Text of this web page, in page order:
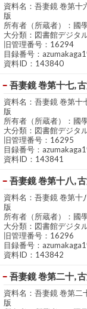
資料名：吾妻鏡 巻第十
版
所有者（所蔵者）：國
大分類：図書館デジタ
旧管理番号：16294
目録番号：
資料ID：143840
吾妻鏡 巻第十七,
資料名：吾妻鏡 巻第十
版
所有者（所蔵者）：國
大分類：図書館デジタ
旧管理番号：16295
目録番号：
資料ID：143841
吾妻鏡 巻第十八,
資料名：吾妻鏡 巻第十
版
所有者（所蔵者）：國
大分類：図書館デジタ
旧管理番号：16296
目録番号：
資料ID：143842
吾妻鏡 巻第二十,
資料名：吾妻鏡 巻第二
版